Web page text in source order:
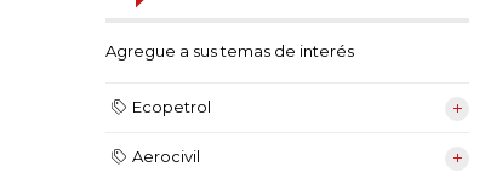
Agregue a sus temas de interés
Ecopetrol
Aerocivil